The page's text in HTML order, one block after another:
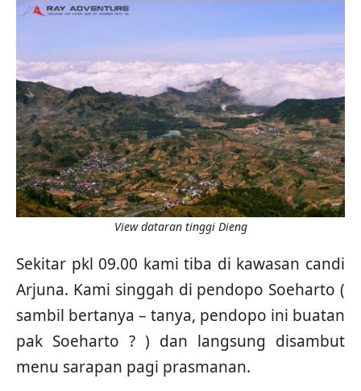
View dataran tinggi Dieng
Sekitar pkl 09.00 kami tiba di kawasan candi
Arjuna. Kami singgah di pendopo Soeharto (
sambil bertanya – tanya, pendopo ini buatan
pak Soeharto ? ) dan langsung disambut
menu sarapan pagi prasmanan.